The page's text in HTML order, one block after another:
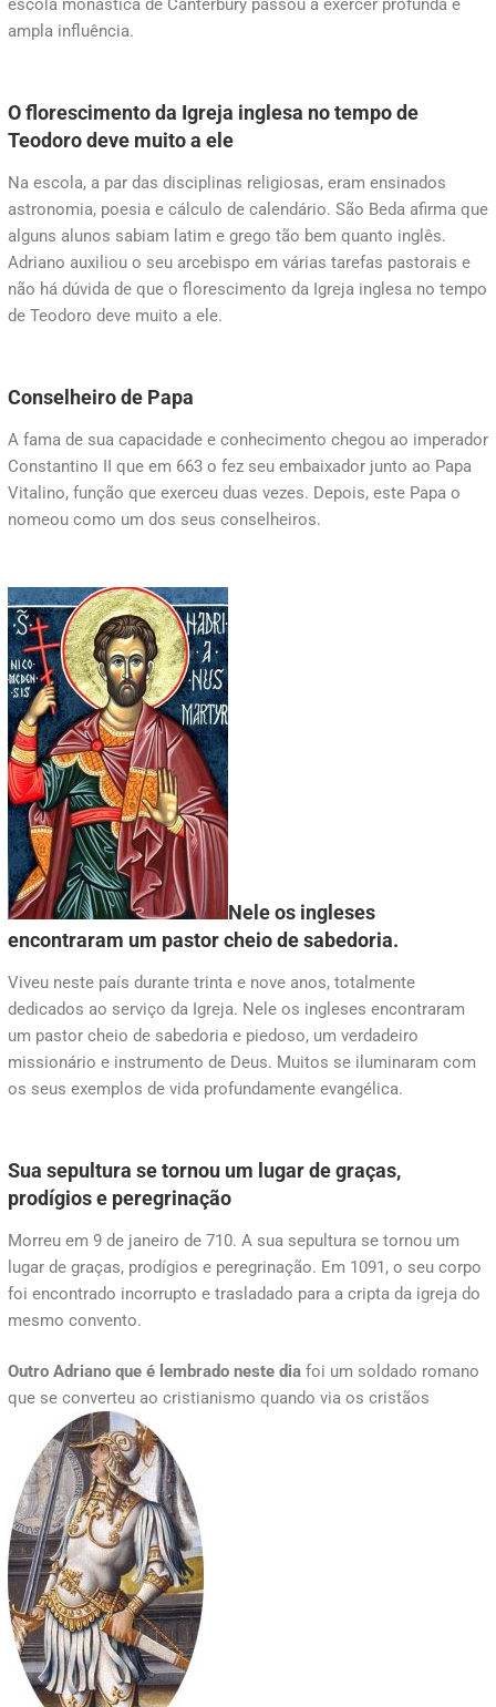
escola monástica de Canterbury passou a exercer profunda e
ampla influência.
O florescimento da Igreja inglesa no tempo de
Teodoro deve muito a ele
Na escola, a par das disciplinas religiosas, eram ensinados
astronomia, poesia e cálculo de calendário. São Beda afirma que
alguns alunos sabiam latim e grego tão bem quanto inglês.
Adriano auxiliou o seu arcebispo em várias tarefas pastorais e
não há dúvida de que o florescimento da Igreja inglesa no tempo
de Teodoro deve muito a ele.
Conselheiro de Papa
A fama de sua capacidade e conhecimento chegou ao imperador
Constantino II que em 663 o fez seu embaixador junto ao Papa
Vitalino, função que exerceu duas vezes. Depois, este Papa o
nomeou como um dos seus conselheiros.
Nele os ingleses
encontraram um pastor cheio de sabedoria.
Viveu neste país durante trinta e nove anos, totalmente
dedicados ao serviço da Igreja. Nele os ingleses encontraram
um pastor cheio de sabedoria e piedoso, um verdadeiro
missionário e instrumento de Deus. Muitos se iluminaram com
os seus exemplos de vida profundamente evangélica.
Sua sepultura se tornou um lugar de graças,
prodígios e peregrinação
Morreu em 9 de janeiro de 710. A sua sepultura se tornou um
lugar de graças, prodígios e peregrinação. Em 1091, o seu corpo
foi encontrado incorrupto e trasladado para a cripta da igreja do
mesmo convento.
Outro Adriano que é lembrado neste dia foi um soldado romano
que se converteu ao cristianismo quando via os cristãos